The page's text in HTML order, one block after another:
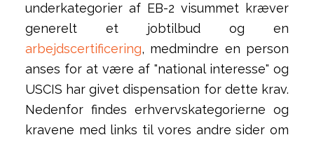
underkategorier af EB-2 visummet kræver
generelt et jobtilbud og en
arbejdscertificering, medmindre en person
anses for at være af "national interesse" og
USCIS har givet dispensation for dette krav.
Nedenfor findes erhvervskategorierne og
kravene med links til vores andre sider om